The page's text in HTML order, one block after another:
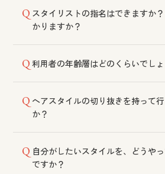
いただいております。
スタイリストの指名はできますか
かりますか？
利用者の年齢層はどのくらいでし
来店いただいております。親子での
す。
ヘアスタイルの切り抜きを持って
か？
ご持参ください。手描きのスケッチ
です。
自分がしたいスタイルを、どうや
ですか？